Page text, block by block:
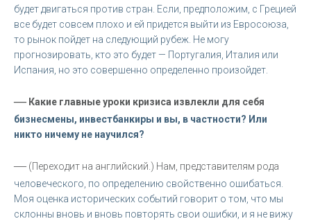
будет двигаться против стран. Если, предположим, с Грецией
все будет совсем плохо и ей придется выйти из Евросоюза,
то рынок пойдет на следующий рубеж. Не могу
прогнозировать, кто это будет — Португалия, Италия или
Испания, но это совершенно определенно произойдет.
— Какие главные уроки кризиса извлекли для себя
бизнесмены, инвестбанкиры и вы, в частности? Или
никто ничему не научился?
— (Переходит на английский.) Нам, представителям рода
человеческого, по определению свойственно ошибаться.
Моя оценка исторических событий говорит о том, что мы
склонны вновь и вновь повторять свои ошибки, и я не вижу